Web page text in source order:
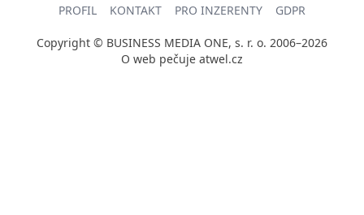
PROFIL KONTAKT PRO INZERENTY GDPR
Copyright © BUSINESS MEDIA ONE, s. r. o. 2006–2026